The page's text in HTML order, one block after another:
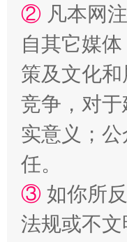
漫山遍野的桃花与雪
② 凡本网
自其它媒
策及文化
竞争，对
实意义；
任。
③ 如你所
法规或不